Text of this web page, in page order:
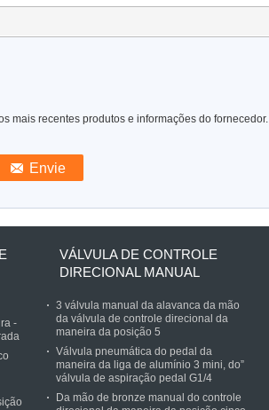
mais recentes produtos e informações do fornecedor.
-
VÁLVULA DE CONTROLE
DIRECIONAL MANUAL
3 válvula manual da alavanca da mão
da válvula de controle direcional da
maneira da posição 5
Válvula pneumática do pedal da
maneira da liga de alumínio 3 mini, do”
válvula de aspiração pedal G1/4
Da mão de bronze manual do controle